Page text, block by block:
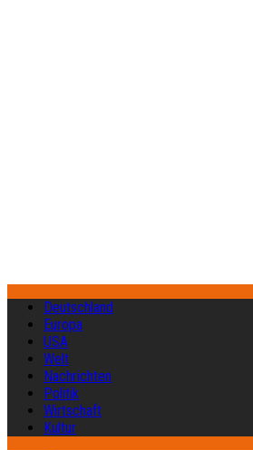
Deutschland
Europa
USA
Welt
Nachrichten
Politik
Wirtschaft
Kultur